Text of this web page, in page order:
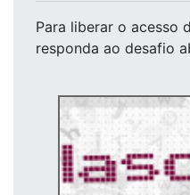
Para liberar o acesso
responda ao desafio